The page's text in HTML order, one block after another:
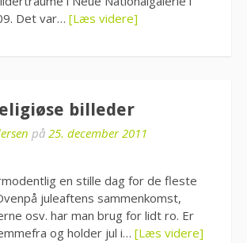
Det var… [Læs videre]
billeder
på 25. december 2011
en stille dag for de fleste
juleaftens sammenkomst,
osv. har man brug for lidt ro. Er
og holder jul i… [Læs videre]